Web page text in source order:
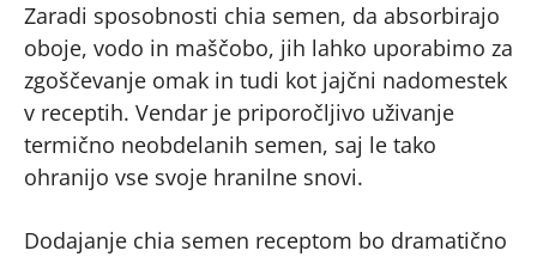
Zaradi sposobnosti chia semen, da absorbirajo
oboje, vodo in maščobo, jih lahko uporabimo za
zgoščevanje omak in tudi kot jajčni nadomestek
v receptih. Vendar je priporočljivo uživanje
termično neobdelanih semen, saj le tako
ohranijo vse svoje hranilne snovi.
Dodajanje chia semen receptom bo dramatično